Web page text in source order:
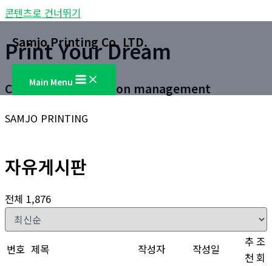
콘텐츠로 건너뛰기
Samjo Printing Co. LTD.
Main Menu
Print Your Dream
Customer satisfaction management
SAMJO PRINTING
자유게시판
전체 1,876
번호 제목 작성자 작성일
추
천
조
회